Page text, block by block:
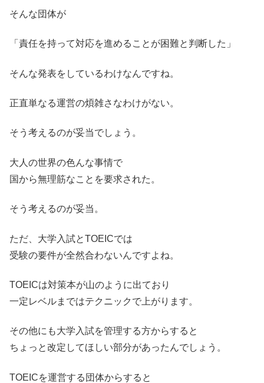
そんな団体が
「責任を持って対応を進めることが困難と判断した」
そんな発表をしているわけなんですね。
正直単なる運営の煩雑さなわけがない。
そう考えるのが妥当でしょう。
大人の世界の色んな事情で
国から無理筋なことを要求された。
そう考えるのが妥当。
ただ、大学入試とTOEICでは
受験の要件が全然合わないんですよね。
TOEICは対策本が山のように出ており
一定レベルまではテクニックで上がります。
その他にも大学入試を管理する方からすると
ちょっと改定してほしい部分があったんでしょう。
TOEICを運営する団体からすると